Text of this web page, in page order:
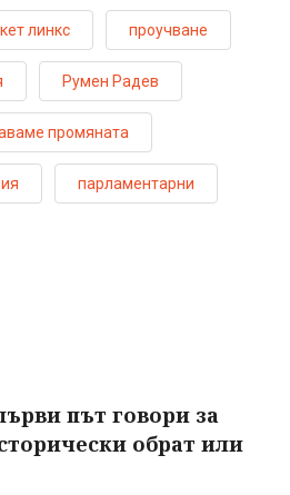
линкс проучване
Румен Радев
промяната
парламентарни
път говори за
обрат или